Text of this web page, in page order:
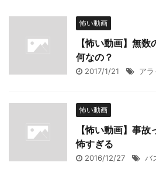
怖い動画
【怖い動画】無
何なの？
2017/1/21 ア
怖い動画
【怖い動画】事故
怖すぎる
2016/12/27 バ